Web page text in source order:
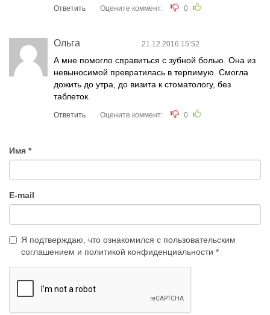
Ответить Оцените коммент: 0
Ольга 21.12.2016 15:52
А мне помогло справиться с зубной болью. Она из
невыносимой превратилась в терпимую. Смогла
дожить до утра, до визита к стоматологу, без
таблеток.
Ответить Оцените коммент: 0
Имя
E-mail
Я подтверждаю, что ознакомился с пользовательским
соглашением и политикой конфиденциальности